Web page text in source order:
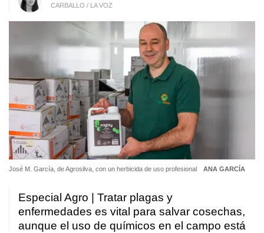
CARBALLO / LA VOZ
José M. García, de Agrosilva, con un herbicida de uso profesional ANA GARCÍA
Especial Agro | Tratar plagas y
enfermedades es vital para salvar cosechas,
aunque el uso de químicos en el campo está